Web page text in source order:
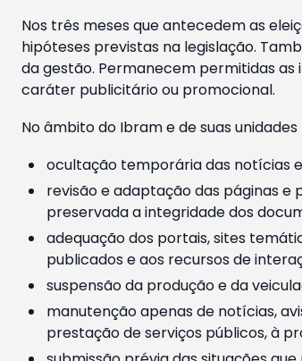
Nos três meses que antecedem as
hipóteses previstas na legislação.
da gestão. Permanecem permitidas
caráter publicitário ou promocional.
No âmbito do Ibram e de suas
ocultação temporária das notícias
revisão e adaptação das páginas e
preservada a integridade dos
adequação dos portais, sites
publicados e aos recursos de
suspensão da produção e da
manutenção apenas de notícias,
prestação de serviços públicos, à